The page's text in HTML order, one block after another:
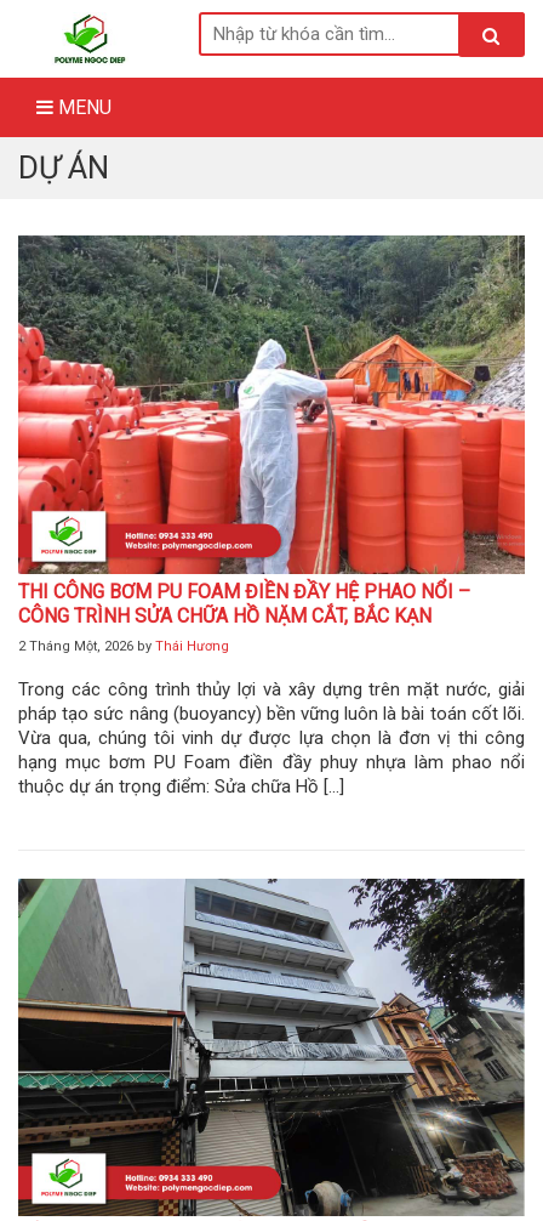
content
MENU
DỰ ÁN
THI CÔNG BƠM PU FOAM ĐIỀN ĐẦY HỆ PHAO NỔI –
CÔNG TRÌNH SỬA CHỮA HỒ NẶM CẮT, BẮC KẠN
2 Tháng Một, 2026 by Thái Hương
Trong các công trình thủy lợi và xây dựng trên mặt nước, giải
pháp tạo sức nâng (buoyancy) bền vững luôn là bài toán cốt lõi.
Vừa qua, chúng tôi vinh dự được lựa chọn là đơn vị thi công
hạng mục bơm PU Foam điền đầy phuy nhựa làm phao nổi
thuộc dự án trọng điểm: Sửa chữa Hồ […]